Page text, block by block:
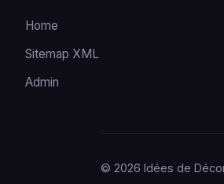
Home
Sitemap XML
Admin
© 2026 Idées de